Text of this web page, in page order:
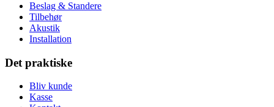
Beslag & Standere
Tilbehør
Akustik
Installation
Det praktiske
Bliv kunde
Kasse